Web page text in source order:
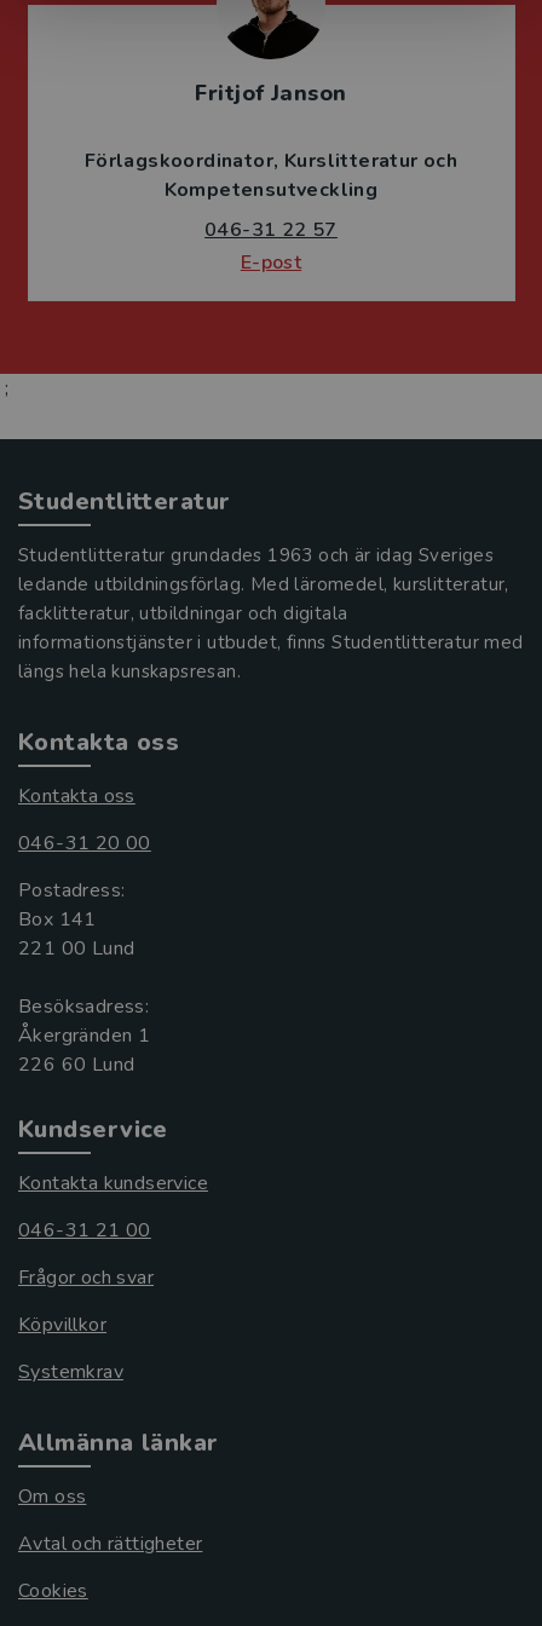
Fritjof Janson
Förlagskoordinator Kurslitteratur och
Kompetensutveckling
046-31 22 57
E-post
;
Studentlitteratur
Studentlitteratur grundades 1963 och är idag Sveriges
ledande utbildningsförlag. Med läromedel, kurslitteratur,
facklitteratur, utbildningar och digitala
informationstjänster i utbudet, finns Studentlitteratur med
längs hela kunskapsresan.
Kontakta oss
Kontakta oss
046-31 20 00
Postadress:
Box 141
221 00 Lund
Besöksadress:
Åkergränden 1
Kundservice
Kontakta kundservice
046-31 21 00
Frågor och svar
Köpvillkor
Systemkrav
Allmänna länkar
Om oss
Avtal och rättigheter
Cookies